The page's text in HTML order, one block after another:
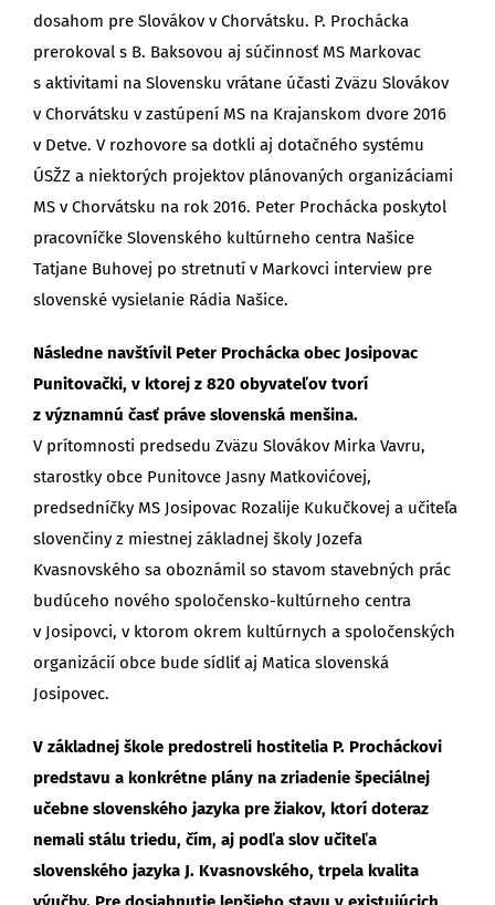
dosahom pre Slovákov v Chorvátsku. P. Prochácka
prerokoval s B. Baksovou aj súčinnosť MS Markovac
s aktivitami na Slovensku vrátane účasti Zväzu Slovákov
v Chorvátsku v zastúpení MS na Krajanskom dvore 2016
v Detve. V rozhovore sa dotkli aj dotačného systému
ÚSŽZ a niektorých projektov plánovaných organizáciami
MS v Chorvátsku na rok 2016. Peter Prochácka poskytol
pracovníčke Slovenského kultúrneho centra Našice
Tatjane Buhovej po stretnutí v Markovci interview pre
slovenské vysielanie Rádia Našice.
Následne navštívil Peter Prochácka obec Josipovac
Punitovački, v ktorej z 820 obyvateľov tvorí
z významnú časť práve slovenská menšina.
V prítomnosti predsedu Zväzu Slovákov Mirka Vavru,
starostky obce Punitovce Jasny Matkovićovej,
predsedníčky MS Josipovac Rozalije Kukučkovej a učiteľa
slovenčiny z miestnej základnej školy Jozefa
Kvasnovského sa oboznámil so stavom stavebných prác
budúceho nového spoločensko-kultúrneho centra
v Josipovci, v ktorom okrem kultúrnych a spoločenských
organizácií obce bude sídliť aj Matica slovenská
Josipovec.
V základnej škole predostreli hostitelia P. Procháckovi
predstavu a konkrétne plány na zriadenie špeciálnej
učebne slovenského jazyka pre žiakov, ktorí doteraz
nemali stálu triedu, čím, aj podľa slov učiteľa
slovenského jazyka J. Kvasnovského, trpela kvalita